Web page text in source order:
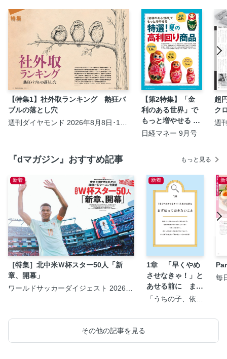
【特集1】社外取ランキング 熱狂バ
ブルの落とし穴
週刊ダイヤモンド 2026年8月8日･15
【第2特集】「金
利のある世界」で
もっと増やせる 特
選！ 夏の高利回り
社債／クラウドフ
ァンディング
日経マネー 9月号
超
ク
週
『dマガジン』おすすめ記事 もっと見る
新着
［特集］北中米Ｗ杯スター50人「新
章、開幕」
ワールドサッカーダイジェスト 2026年
新着
1章 「早くやめ
させなきゃ！」と
あせる前に まず
知っておきたいこ
「うちの子、依存
が全部のってる本
新
毎
その他の記事を見る